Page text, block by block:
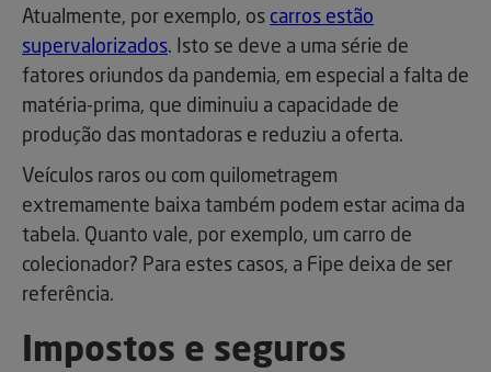
Atualmente, por exemplo, os carros estão
supervalorizados. Isto se deve a uma série de
fatores oriundos da pandemia, em especial a falta de
matéria-prima, que diminuiu a capacidade de
produção das montadoras e reduziu a oferta.
Veículos raros ou com quilometragem
extremamente baixa também podem estar acima da
tabela. Quanto vale, por exemplo, um carro de
colecionador? Para estes casos, a Fipe deixa de ser
referência.
Impostos e seguros